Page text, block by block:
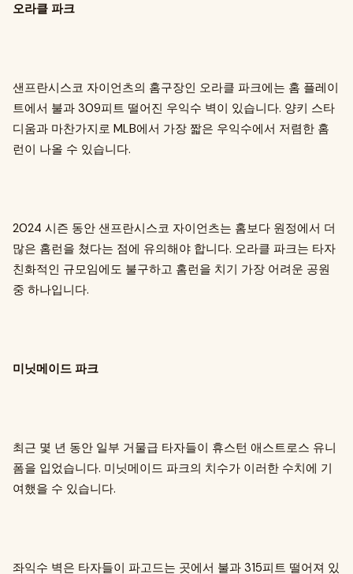
오라클 파크
샌프란시스코 자이언츠의 홈구장인 오라클 파크에는 홈 플레이
트에서 불과 309피트 떨어진 우익수 벽이 있습니다. 양키 스타
디움과 마찬가지로 MLB에서 가장 짧은 우익수에서 저렴한 홈
런이 나올 수 있습니다.
2024 시즌 동안 샌프란시스코 자이언츠는 홈보다 원정에서 더
많은 홈런을 쳤다는 점에 유의해야 합니다. 오라클 파크는 타자
친화적인 규모임에도 불구하고 홈런을 치기 가장 어려운 공원
중 하나입니다.
미닛메이드 파크
최근 몇 년 동안 일부 거물급 타자들이 휴스턴 애스트로스 유니
폼을 입었습니다. 미닛메이드 파크의 치수가 이러한 수치에 기
여했을 수 있습니다.
좌익수 벽은 타자들이 파고드는 곳에서 불과 315피트 떨어져 있